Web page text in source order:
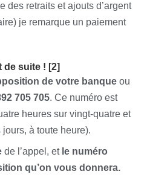
des retraits et ajouts d’argent
je remarque un paiement
de suite ! [2]
de votre banque ou
705 705. Ce numéro est
heures sur vingt-quatre et
à toute heure).
de l’appel, et le numéro
qu’on vous donnera.